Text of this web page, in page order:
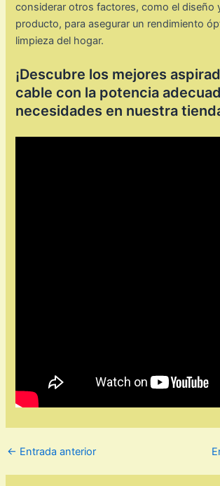
considerar otros factores, como el diseño
producto, para asegurar un rendimiento
limpieza del hogar.
¡Descubre los mejores
cable con la potencia
necesidades en nuestra
← Entrada anterior